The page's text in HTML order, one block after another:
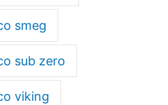
smeg
sub zero
viking